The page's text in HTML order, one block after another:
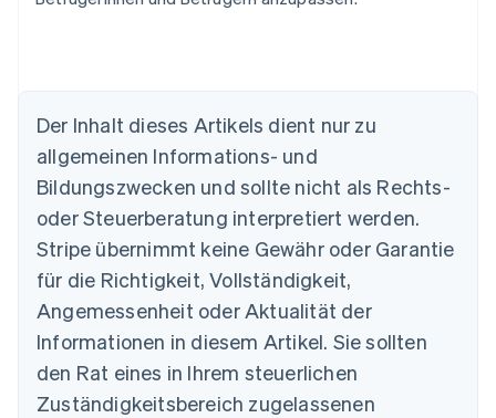
Der Inhalt dieses Artikels dient nur zu
allgemeinen Informations- und
Bildungszwecken und sollte nicht als Rechts-
oder Steuerberatung interpretiert werden.
Stripe übernimmt keine Gewähr oder Garantie
für die Richtigkeit, Vollständigkeit,
Angemessenheit oder Aktualität der
Informationen in diesem Artikel. Sie sollten
den Rat eines in Ihrem steuerlichen
Zuständigkeitsbereich zugelassenen
Australien
English
Belgien
Nederlands Français DeutschEnglish
Brasilien
PortuguêsEnglish
English
Dänemark
English
Deutschland
DeutschEnglish